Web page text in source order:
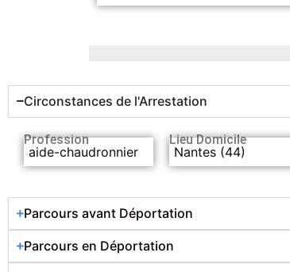
Circonstances de l'Arrestation
Profession
aide-chaudronnier
Lieu Domicile
Nantes (44)
Parcours avant Déportation
Parcours en Déportation